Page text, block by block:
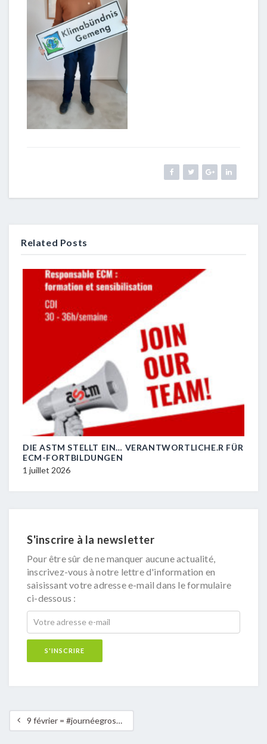
Related Posts
DIE ASTM STELLT EIN… VERANTWORTLICHE.R FÜR
ECM-FORTBILDUNGEN
1 juillet 2026
S'inscrire à la newsletter
Pour être sûr de ne manquer aucune actualité,
inscrivez-vous à notre lettre d'information en
saisissant votre adresse e-mail dans le formulaire
ci-dessous :
9 février = #journéegrospull